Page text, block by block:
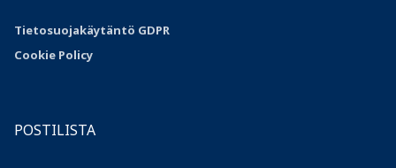
Tietosuojakäytäntö GDPR
Cookie Policy
POSTILISTA